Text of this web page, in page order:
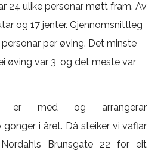
24 ulike personar møtt fram. Av
og 17 jenter. Gjennomsnittleg
per øving. Det minste
øving var 3, og det meste var
er med og arrangerar
i året. Då steiker vi vaflar
Brunsgate 22 for eit